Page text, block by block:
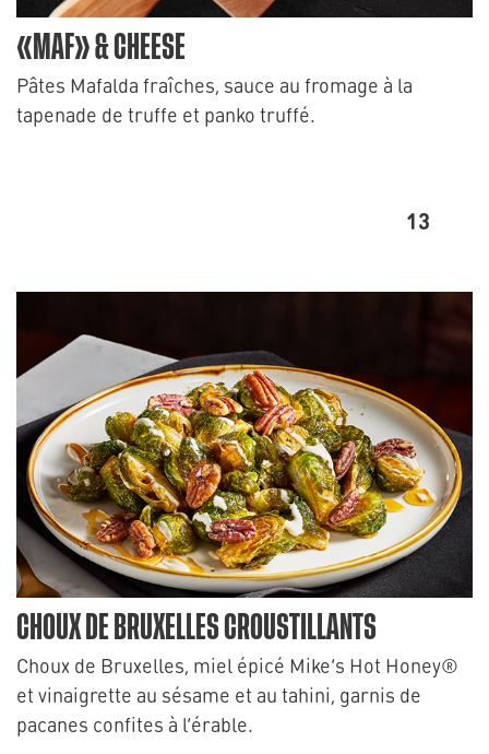
«MAF» & CHEESE
Pâtes Mafalda fraîches, sauce au fromage à la
tapenade de truffe et panko truffé.
13
CHOUX DE BRUXELLES CROUSTILLANTS
Choux de Bruxelles, miel épicé Mike’s Hot Honey®
et vinaigrette au sésame et au tahini, garnis de
pacanes confites à l’érable.